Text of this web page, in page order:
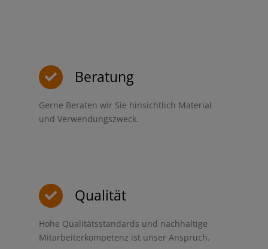
Beratung
Gerne Beraten wir Sie hinsichtlich Material
und Verwendungszweck.
Qualität
Hohe Qualitätsstandards und nachhaltige
Mitarbeiterkompetenz ist unser Anspruch.